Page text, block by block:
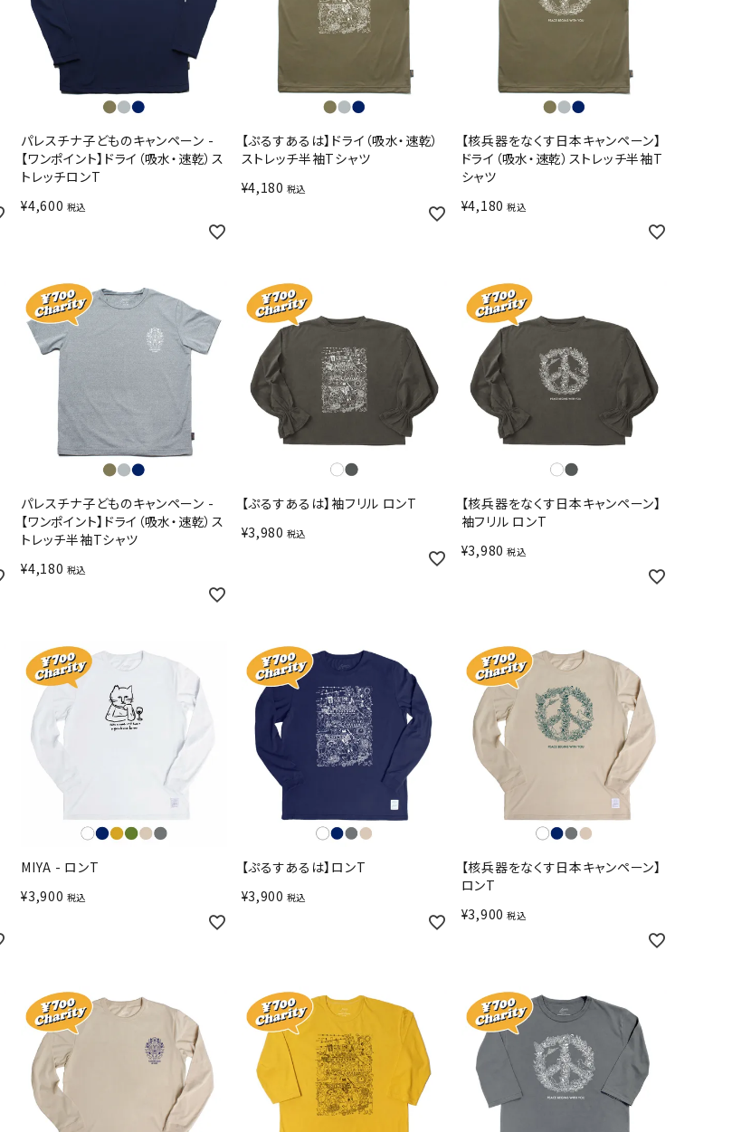
パレスチナ子どものキャンペーン -
【ワンポイント】ドライ（吸水・速乾）ス
トレッチロンT
¥4,600 税込
【ぷるすあるは】ドライ（吸水・速乾）
ストレッチ半袖Tシャツ
¥4,180 税込
【核兵器をなくす日本キャンペーン】
ドライ（吸水・速乾）ストレッチ半袖T
シャツ
¥4,180 税込
パレスチナ子どものキャンペーン -
【ワンポイント】ドライ（吸水・速乾）ス
トレッチ半袖Tシャツ
¥4,180 税込
【ぷるすあるは】袖フリル ロンT
¥3,980 税込
【核兵器をなくす日本キャンペーン】
袖フリル ロンT
¥3,980 税込
MIYA - ロンT
¥3,900 税込
【ぷるすあるは】ロンT
¥3,900 税込
【核兵器をなくす日本キャンペーン】
ロンT
¥3,900 税込